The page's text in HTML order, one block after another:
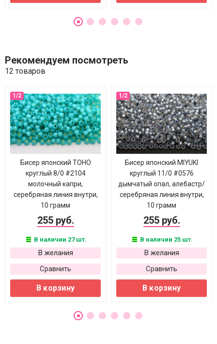
Рекомендуем посмотреть
12 товаров
Бисер японский TOHO
круглый 8/0 #2104
молочный капри,
серебряная линия внутри,
10 грамм
255 руб.
В наличии 27 шт.
В желания
Сравнить
В корзину
Бисер японский MIYUKI
круглый 11/0 #0576
дымчатый опал, алебастр/
серебряная линия внутри,
10 грамм
255 руб.
В наличии 25 шт.
В желания
Сравнить
В корзину